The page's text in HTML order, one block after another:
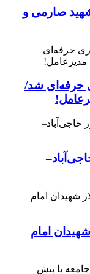
صارمی و
حرفه‌ای شد/
امام